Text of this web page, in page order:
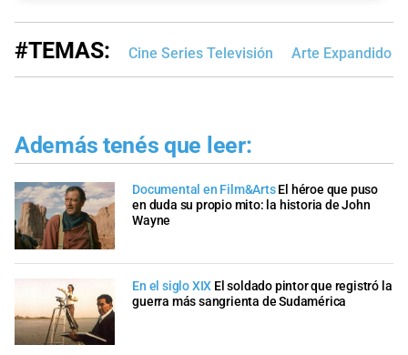
#TEMAS: Cine Series Televisión Arte Expandido
Además tenés que leer:
Documental en Film&Arts El héroe que puso
en duda su propio mito: la historia de John
Wayne
En el siglo XIX El soldado pintor que registró la
guerra más sangrienta de Sudamérica